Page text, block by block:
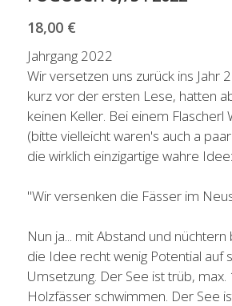
18,00 €
Jahrgang 2022
Wir versetzen uns zurück ins Jahr
kurz vor der ersten Lese, hatten
keinen Keller. Bei einem Flascherl
(bitte vielleicht waren's auch a
die wirklich einzigartige wahre Idee:
"Wir versenken die Fässer im
Nun ja... mit Abstand und
die Idee recht wenig Potential auf
Umsetzung. Der See ist trüb, max.
Holzfässer schwimmen. Der See